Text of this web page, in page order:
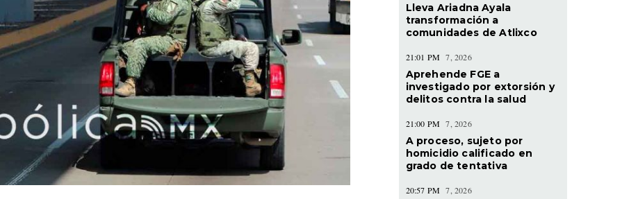
Lleva Ariadna Ayala
transformación a
comunidades de Atlixco
21:01 PM 7, 2026
Aprehende FGE a
investigado por extorsión y
delitos contra la salud
21:00 PM 7, 2026
A proceso, sujeto por
homicidio calificado en
grado de tentativa
20:57 PM 7, 2026